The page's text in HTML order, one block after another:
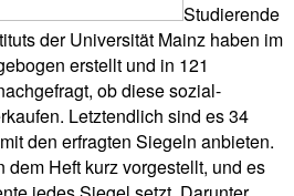
Studierende
der Universität Mainz haben im
erstellt und in 121
ob diese sozial-
Letztendlich sind es 34
den erfragten Siegeln anbieten.
Heft kurz vorgestellt, und es